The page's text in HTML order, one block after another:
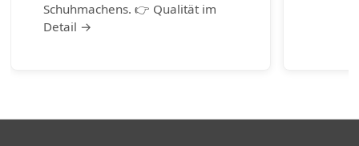
Schuhmachens. 👉 Qualität im
Detail →